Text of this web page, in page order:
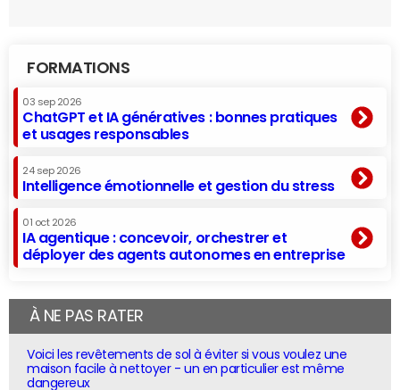
FORMATIONS
03 sep 2026
ChatGPT et IA génératives : bonnes pratiques
et usages responsables
24 sep 2026
Intelligence émotionnelle et gestion du stress
01 oct 2026
IA agentique : concevoir, orchestrer et
déployer des agents autonomes en entreprise
À NE PAS RATER
Voici les revêtements de sol à éviter si vous voulez une
maison facile à nettoyer - un en particulier est même
dangereux